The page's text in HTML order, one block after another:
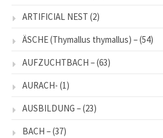
ARTIFICIAL NEST (2)
ÄSCHE (Thymallus thymallus) –(54)
AUFZUCHTBACH –(63)
AURACH- (1)
AUSBILDUNG –(23)
BACH –(37)